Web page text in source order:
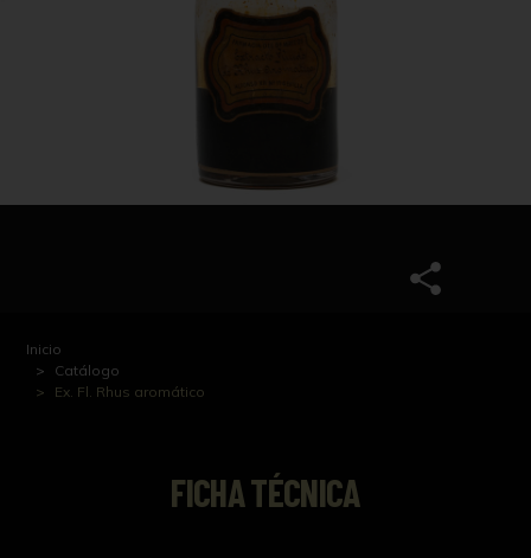
Inicio
Catálogo
Ex. Fl. Rhus aromático
FICHA TÉCNICA